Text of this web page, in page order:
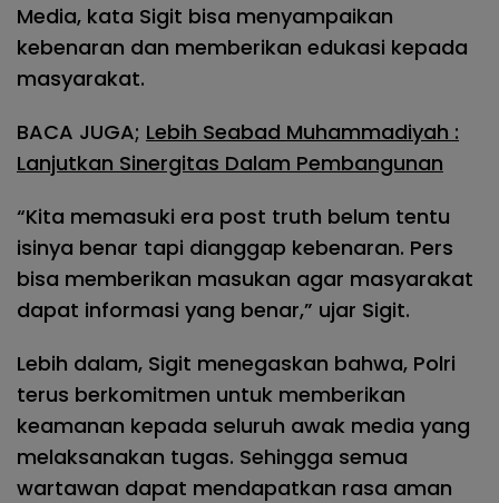
Media, kata Sigit bisa menyampaikan
kebenaran dan memberikan edukasi kepada
masyarakat.
BACA JUGA; Lebih Seabad Muhammadiyah :
Lanjutkan Sinergitas Dalam Pembangunan
“Kita memasuki era post truth belum tentu
isinya benar tapi dianggap kebenaran. Pers
bisa memberikan masukan agar masyarakat
dapat informasi yang benar,” ujar Sigit.
Lebih dalam, Sigit menegaskan bahwa, Polri
terus berkomitmen untuk memberikan
keamanan kepada seluruh awak media yang
melaksanakan tugas. Sehingga semua
wartawan dapat mendapatkan rasa aman